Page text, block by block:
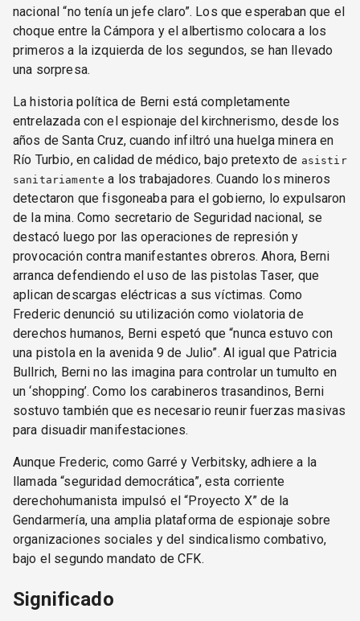
nacional “no tenía un jefe claro”. Los que esperaban que el
choque entre la Cámpora y el albertismo colocara a los
primeros a la izquierda de los segundos, se han llevado
una sorpresa.
La historia política de Berni está completamente
entrelazada con el espionaje del kirchnerismo, desde los
años de Santa Cruz, cuando infiltró una huelga minera en
Río Turbio, en calidad de médico, bajo pretexto de asistir
sanitariamente a los trabajadores. Cuando los mineros
detectaron que fisgoneaba para el gobierno, lo expulsaron
de la mina. Como secretario de Seguridad nacional, se
destacó luego por las operaciones de represión y
provocación contra manifestantes obreros. Ahora, Berni
arranca defendiendo el uso de las pistolas Taser, que
aplican descargas eléctricas a sus víctimas. Como
Frederic denunció su utilización como violatoria de
derechos humanos, Berni espetó que “nunca estuvo con
una pistola en la avenida 9 de Julio”. Al igual que Patricia
Bullrich, Berni no las imagina para controlar un tumulto en
un ‘shopping’. Como los carabineros trasandinos, Berni
sostuvo también que es necesario reunir fuerzas masivas
para disuadir manifestaciones.
Aunque Frederic, como Garré y Verbitsky, adhiere a la
llamada “seguridad democrática”, esta corriente
derechohumanista impulsó el “Proyecto X” de la
Gendarmería, una amplia plataforma de espionaje sobre
organizaciones sociales y del sindicalismo combativo,
bajo el segundo mandato de CFK.
Significado